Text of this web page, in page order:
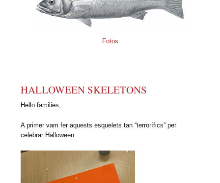
Fotos
HALLOWEEN SKELETONS
Hello families,
A primer vam fer aquests esquelets tan “terrorífics” per
celebrar Halloween.